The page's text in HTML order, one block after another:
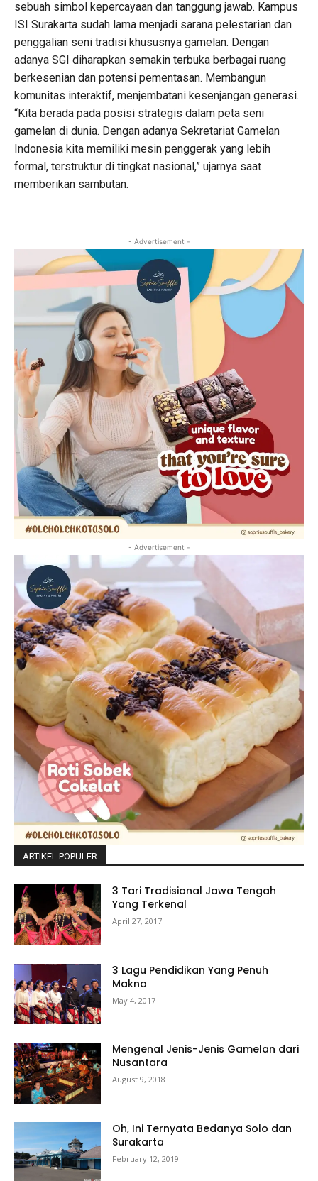
sebuah simbol kepercayaan dan tanggung jawab. Kampus
ISI Surakarta sudah lama menjadi sarana pelestarian dan
penggalian seni tradisi khususnya gamelan. Dengan
adanya SGI diharapkan semakin terbuka berbagai ruang
berkesenian dan potensi pementasan. Membangun
komunitas interaktif, menjembatani kesenjangan generasi.
“Kita berada pada posisi strategis dalam peta seni
gamelan di dunia. Dengan adanya Sekretariat Gamelan
Indonesia kita memiliki mesin penggerak yang lebih
formal, terstruktur di tingkat nasional,” ujarnya saat
memberikan sambutan.
- Advertisement -
- Advertisement -
ARTIKEL POPULER
3 Tari Tradisional Jawa Tengah
Yang Terkenal
April 27, 2017
3 Lagu Pendidikan Yang Penuh
Makna
May 4, 2017
Mengenal Jenis-Jenis Gamelan dari
Nusantara
August 9, 2018
Oh, Ini Ternyata Bedanya Solo dan
Surakarta
February 12, 2019